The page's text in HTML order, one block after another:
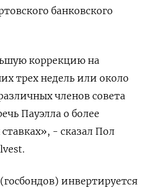
банковского
коррекцию на
трех недель или около
членов совета
Пауэлла о более
- сказал Пол
инвертируется